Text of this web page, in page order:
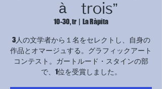
à trois”
10-30, tr
  |
La Ràpita
3人の文学者から１名をセレクトし、自身の
作品とオマージュする。グラフィックアート
コンテスト。ガートルード・スタインの部
で、1位を受賞しました。